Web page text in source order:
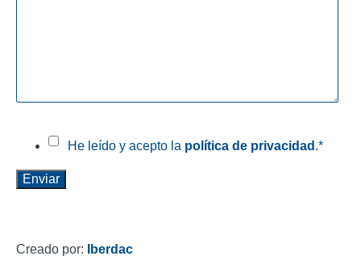
He leído y acepto la política de privacidad .*
Creado por: Iberdac